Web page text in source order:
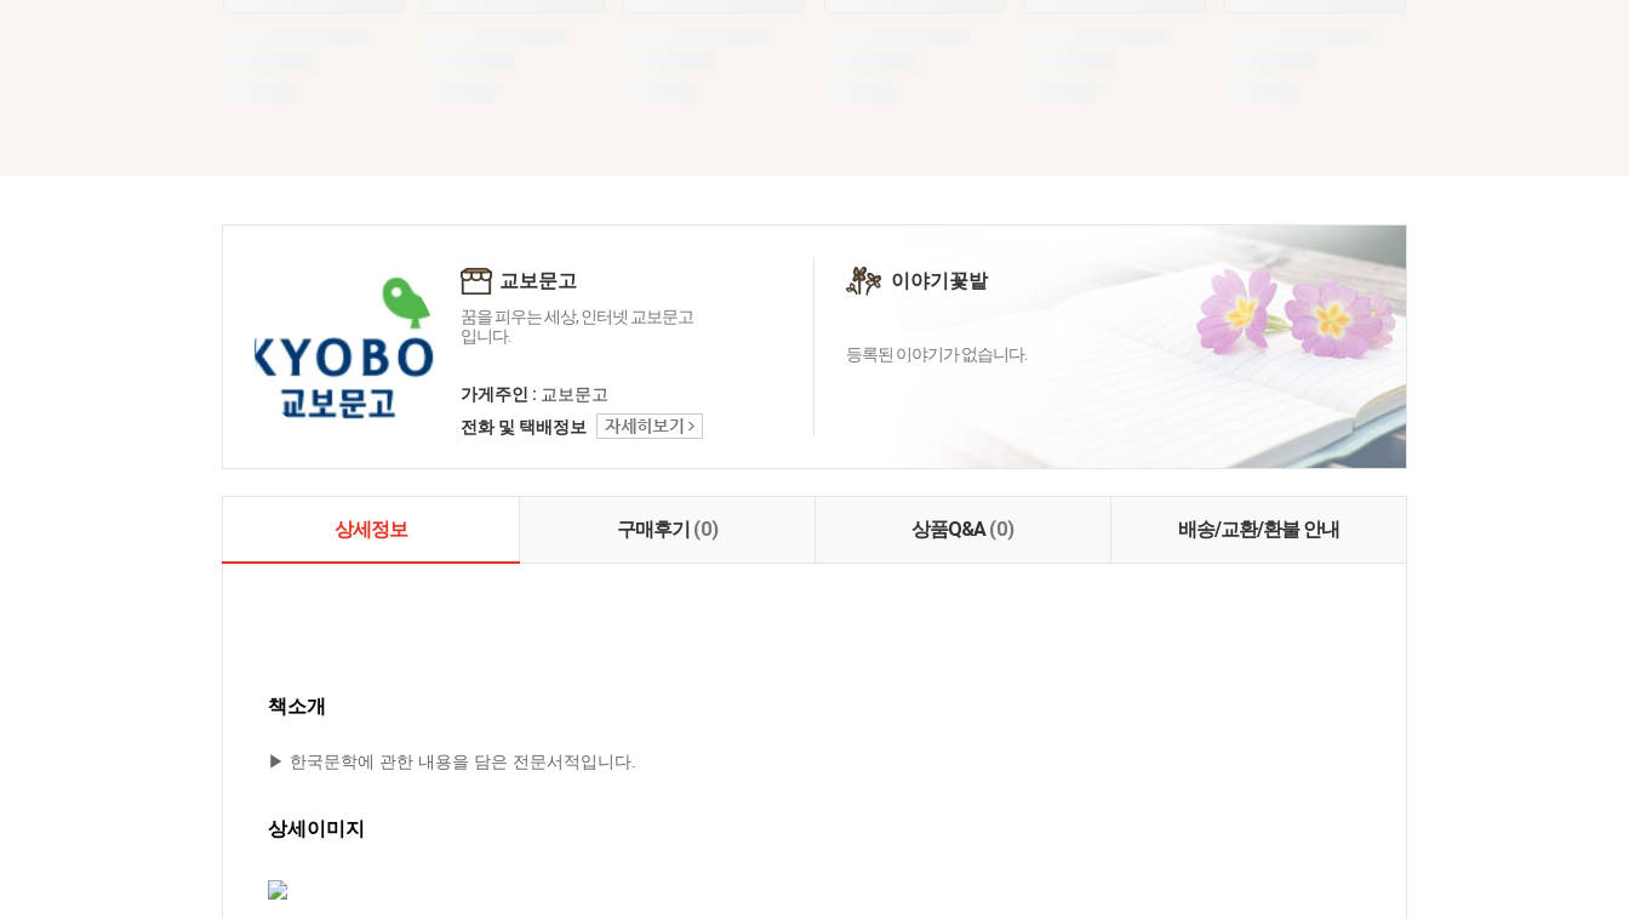
교보문고
꿈을 피우는 세상, 인터넷 교보문고
입니다.
가게주인 : 교보문고
전화 및 택배정보
이야기꽃밭
등록된 이야기가 없습니다.
상세정보 구매후기 (0) 상품Q&A(0) 배송/교환/환불 안내
책소개
▶ 한국문학에 관한 내용을 담은 전문서적입니다.
상세이미지